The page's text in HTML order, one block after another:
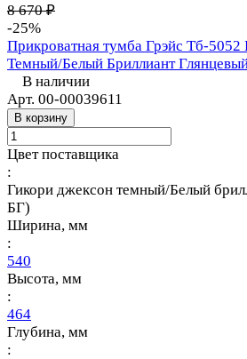
8 670 ₽
-25%
Прикроватная тумба Грэйс Тб-
Темный/Белый Бриллиант
В наличии
Арт. 00-00039611
В корзину
Цвет поставщика
:
Гикори джексон темный/Белый
БГ)
Ширина, мм
:
540
Высота, мм
:
464
Глубина, мм
: